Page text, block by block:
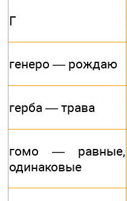
Г
генеро — рождаю
герба — трава
гомо — равные,
одинаковые